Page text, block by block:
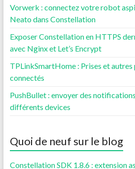
Vorwerk : connectez votre robot
Neato dans Constellation
Exposer Constellation en HTTPS
avec Nginx et Let’s Encrypt
TPLinkSmartHome : Prises et autres
connectés
PushBullet : envoyer des
différents devices
Quoi de neuf sur le blog
Constellation SDK 1.8.6 : extension